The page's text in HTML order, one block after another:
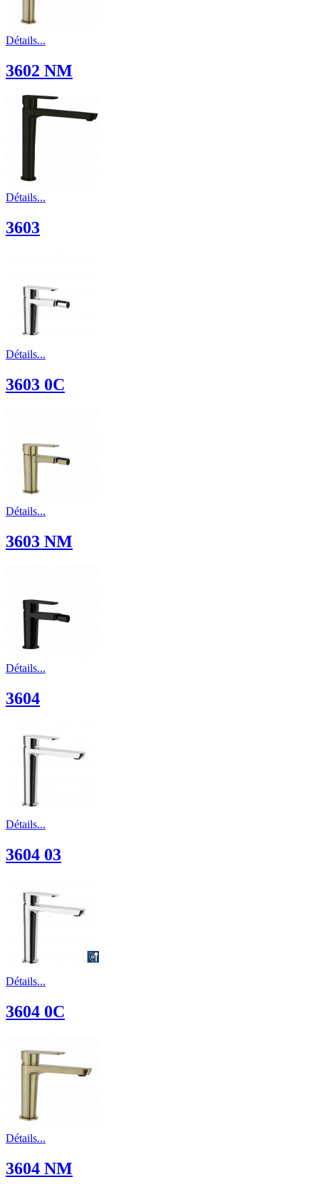
Détails...
3602 NM
Détails...
3603
Détails...
3603 0C
Détails...
3603 NM
Détails...
3604
Détails...
3604 03
Détails...
3604 0C
Détails...
3604 NM